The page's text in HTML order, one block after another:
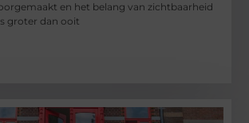
en het belang van zichtbaarheid
groter dan ooit